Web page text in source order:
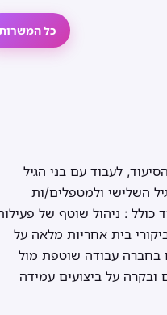
כל
לעבוד עם בני הגיל
השלישי ולמטפלים/ות
כולל : ניהול שוטף של
בית אחריות מלאה על
בחברה עבודה שוטפת מול
ובקרה על ביצועים עמידה